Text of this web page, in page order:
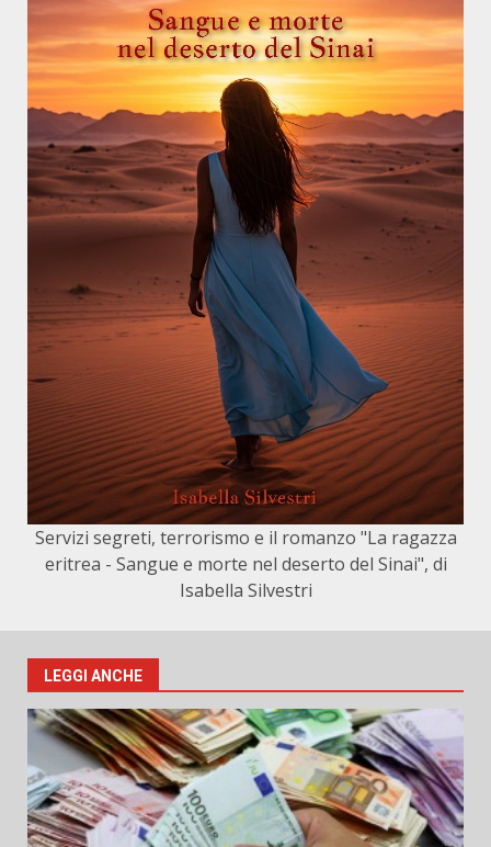
Servizi segreti, terrorismo e il romanzo "La ragazza
eritrea - Sangue e morte nel deserto del Sinai", di
Isabella Silvestri
LEGGI ANCHE